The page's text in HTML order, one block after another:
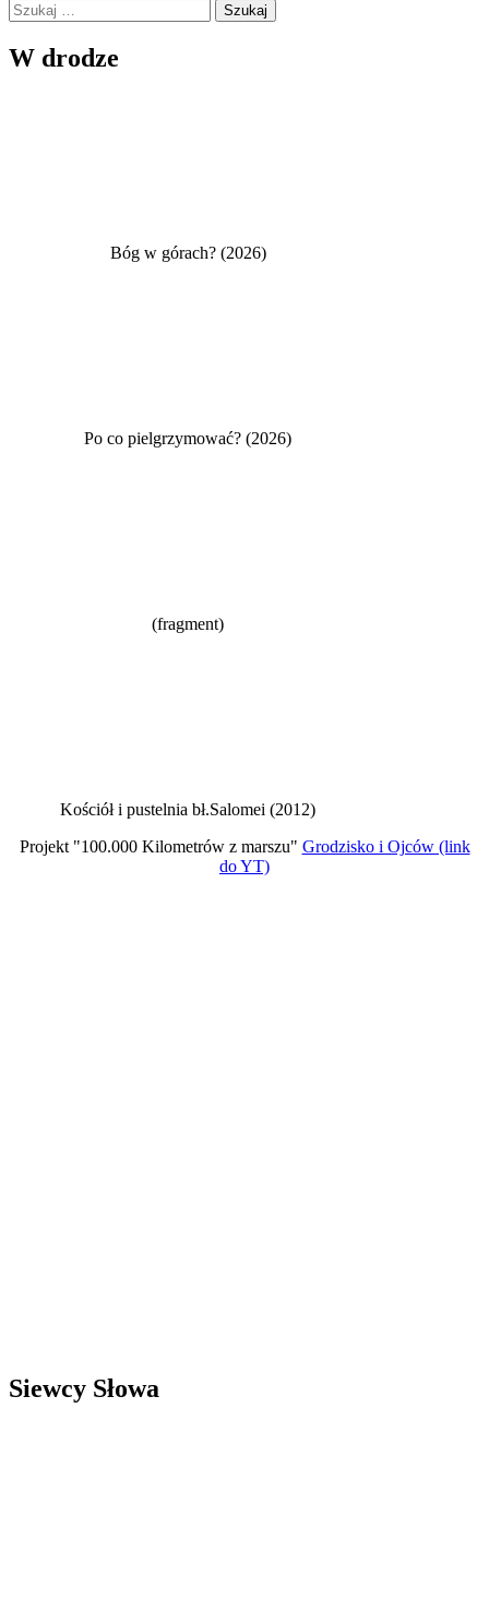
Szukaj:
W drodze
Bóg w górach? (2026)
Po co pielgrzymować? (2026)
(fragment)
Kościół i pustelnia bł.Salomei (2012)
Projekt "100.000 Kilometrów z marszu" Grodzisko i Ojców (link
do YT)
Siewcy Słowa